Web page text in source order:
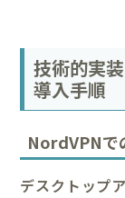
技術的実
導入手順
NordVPNで
デスクトップ